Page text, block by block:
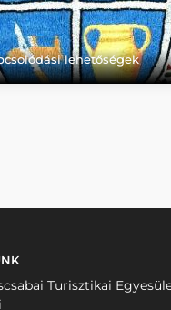
lehetőségek
Turisztikai